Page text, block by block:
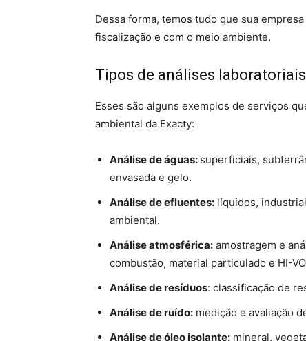
Dessa forma, temos tudo que sua
fiscalização e com o meio ambiente.
Tipos de análises
Esses são alguns exemplos de serviços
ambiental da Exacty:
Análise de águas: superficiais,
envasada e gelo.
Análise de efluentes: líquidos,
ambiental.
Análise atmosférica: amostragem e
combustão, material particulado e HI-
Análise de resíduos: classificação de
Análise de ruído: medição e avaliação
Análise de óleo isolante: mineral,